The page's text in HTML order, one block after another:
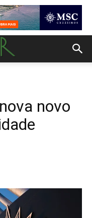
novo